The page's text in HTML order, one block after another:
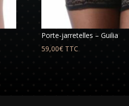
Porte-jarretelles – Guilia
59,00€ TTC